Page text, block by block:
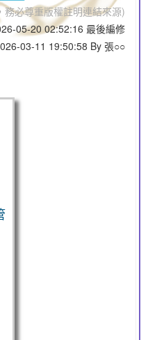
務必尊重版權註明連結來源)
05-20 02:52:16 最後編修
03-11 19:50:58 By 張○○